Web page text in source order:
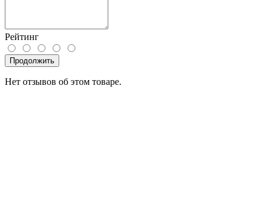
Рейтинг
Продолжить
Нет отзывов об этом товаре.